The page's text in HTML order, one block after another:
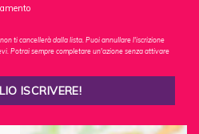
ti cancellerà dalla lista. Puoi annullare l'iscrizione
Potrai sempre completare un'azione senza attivare